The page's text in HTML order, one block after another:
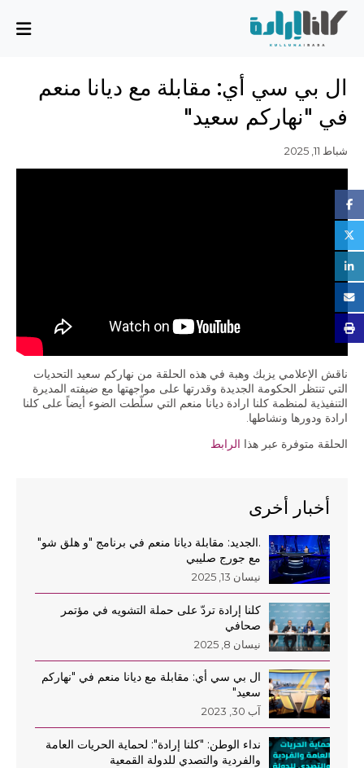
من نحن
المهمة والمخطط
مجلس الإدارة
الفريق التنفيذي
الشركاء
القضايا
الاقتصاد والمالية العامة
النفط والغاز
استقلالية القضاء وشفافيته
قطاع الطاقة
الفعاليات
الصحافة و الإعلام
في الأخبار
أحدث الإصدارات
الملفات الصحفية
إتصل بنا
ال بي سي أي: مقابلة مع ديانا منعم
في "نهاركم سعيد"
شباط 11, 2025
ناقش الإعلامي يزبك وھبة في ھذه الحلقة من نھاركم سعيد التحديات
التي تنتظر الحكومة الجديدة وقدرتها على مواجهتها مع ضيفته المديرة
التنفيذية لمنظمة كلنا ارادة ديانا منعم التي سلّطت الضوء أيضاً على كلنا
ارادة ودورها ونشاطها.
الحلقة متوفرة عبر هذا الرابط
أخبار أخرى
.الجديد: مقابلة ديانا منعم في برنامج "و هلق شو"
مع جورج صليبي
نيسان 13, 2025
كلنا إرادة تردّ على حملة التشويه في مؤتمر
صحافي
نيسان 8, 2025
ال بي سي أي: مقابلة مع ديانا منعم في "نهاركم
سعيد"
آب 30, 2023
نداء الوطن: "كلنا إرادة": لحماية الحريات العامة
والفردية والتصدي للدولة القمعية